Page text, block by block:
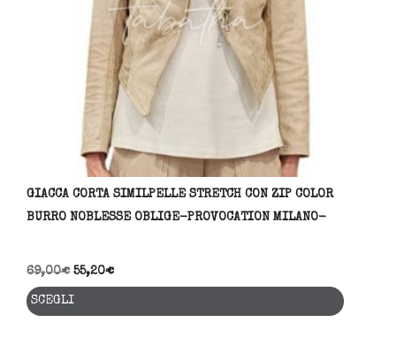
GIACCA CORTA SIMILPELLE STRETCH CON ZIP COLOR
BURRO NOBLESSE OBLIGE-PROVOCATION MILANO-
69,00€ 55,20€
SCEGLI